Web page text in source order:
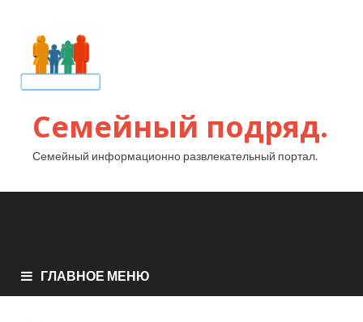
Семейный подряд.
Семейный информационно развлекательный портал.
ГЛАВНОЕ МЕНЮ